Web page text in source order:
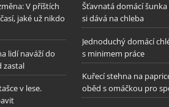
V příštích
jaké už nikdo
lidí naváží do
zastal
v lese.
Šťavnatá domácí
si dává na chleba
Jednoduchý domácí
s minimem práce
Kuřecí stehna na
oběd s omáčkou pro